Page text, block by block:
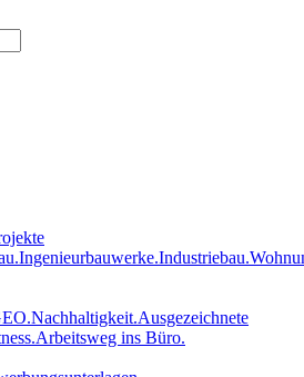
Ingenieurbauwerke.Industriebau.
Nachhaltigkeit.Ausgezeichnete
Arbeitsweg ins Büro.